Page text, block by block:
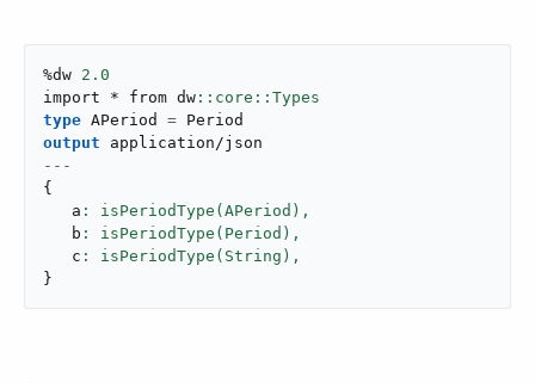
%dw 2.0
import * from dw
type APeriod =
output
application/json
---
{
   a
: isPeriodType(APeriod),
   b
: isPeriodType(Period),
   c
: isPeriodType(String),
}